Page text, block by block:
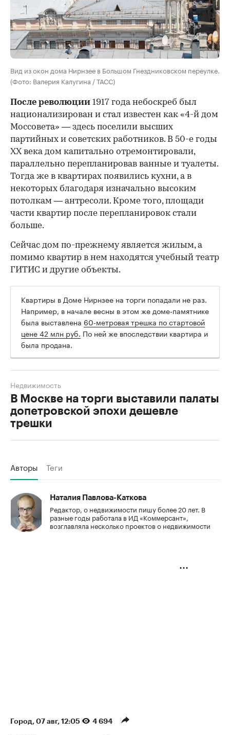
Вид из окон дома Нирнзее в Большом Гнездниковском переулке.
(Фото: Валерия Калугина / ТАСС)
После революции 1917 года небоскреб был
национализирован и стал известен как «4-й дом
Моссовета» — здесь поселили высших
партийных и советских работников. В 50-е годы
ХХ века дом капитально отремонтировали,
параллельно перепланировав ванные и туалеты.
Тогда же в квартирах появились кухни, а в
некоторых благодаря изначально высоким
потолкам — антресоли. Кроме того, площади
части квартир после перепланировок стали
больше.
Сейчас дом по-прежнему является жилым, а
помимо квартир в нем находятся учебный театр
ГИТИС и другие объекты.
Квартиры в Доме Нирнзее на торги попадали не раз.
Например, в начале весны в этом же доме-памятнике
была выставлена 60-метровая трешка по стартовой
цене 42 млн руб. По ней же впоследствии квартира и
была продана.
В Москве на торги выставили палаты
допетровской эпохи дешевле
трешки
Недвижимость
Авторы Теги
Наталия Павлова-Каткова
Редактор, о недвижимости пишу более 20 лет. В
разные годы работала в ИД «Коммерсант»,
возглавляла несколько проектов о недвижимости
Город 07 авг, 12:05 4 694